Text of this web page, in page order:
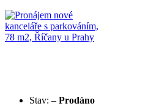
Stav: – Prodáno